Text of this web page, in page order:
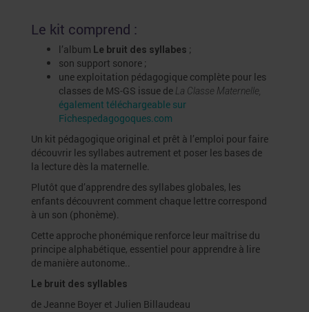
Le kit comprend :
l’album Le bruit des syllabes ;
son support sonore ;
une exploitation pédagogique complète pour les
classes de MS-GS issue de La Classe Maternelle,
également téléchargeable sur
Fichespedagogoques.com
Un kit pédagogique original et prêt à l’emploi pour faire
découvrir les syllabes autrement et poser les bases de
la lecture dès la maternelle.
Plutôt que d’apprendre des syllabes globales, les
enfants découvrent comment chaque lettre correspond
à un son (phonème).
Cette approche phonémique renforce leur maîtrise du
principe alphabétique, essentiel pour apprendre à lire
de manière autonome..
Le bruit des syllables
de Jeanne Boyer et Julien Billaudeau